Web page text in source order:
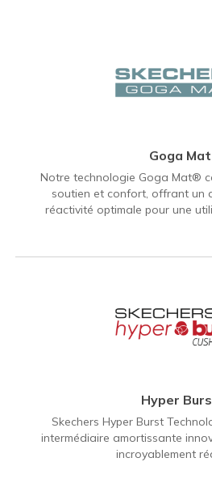
Goga Mat
Notre technologie Goga Mat®
soutien et confort, offrant un
réactivité optimale pour une
Hyper
Skechers Hyper Burst
intermédiaire amortissante
incroyablement